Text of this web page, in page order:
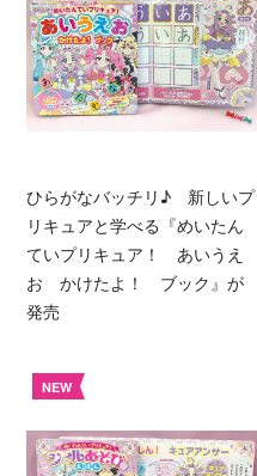
ひらがなバッチリ♪ 新しいプ
リキュアと学べる『めいたん
ていプリキュア！ あいうえ
お かけたよ！ ブック』が
発売
NEW